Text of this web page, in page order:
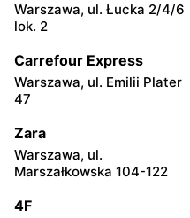
Żabka
Żabka
2
Żabka
Chałubińskiego 8
Warszawa, ul. Łucka 2/4/6
lok. 2
Carrefour Express
Warszawa, ul. Emilii Plater
47
Zara
Warszawa, ul.
Marszałkowska 104-122
4F